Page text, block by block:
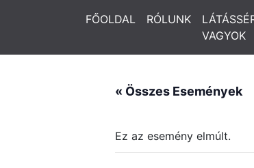
FŐOLDAL RÓLUNK
VAGYOK
« Összes Események
Ez az esemény elmúlt.